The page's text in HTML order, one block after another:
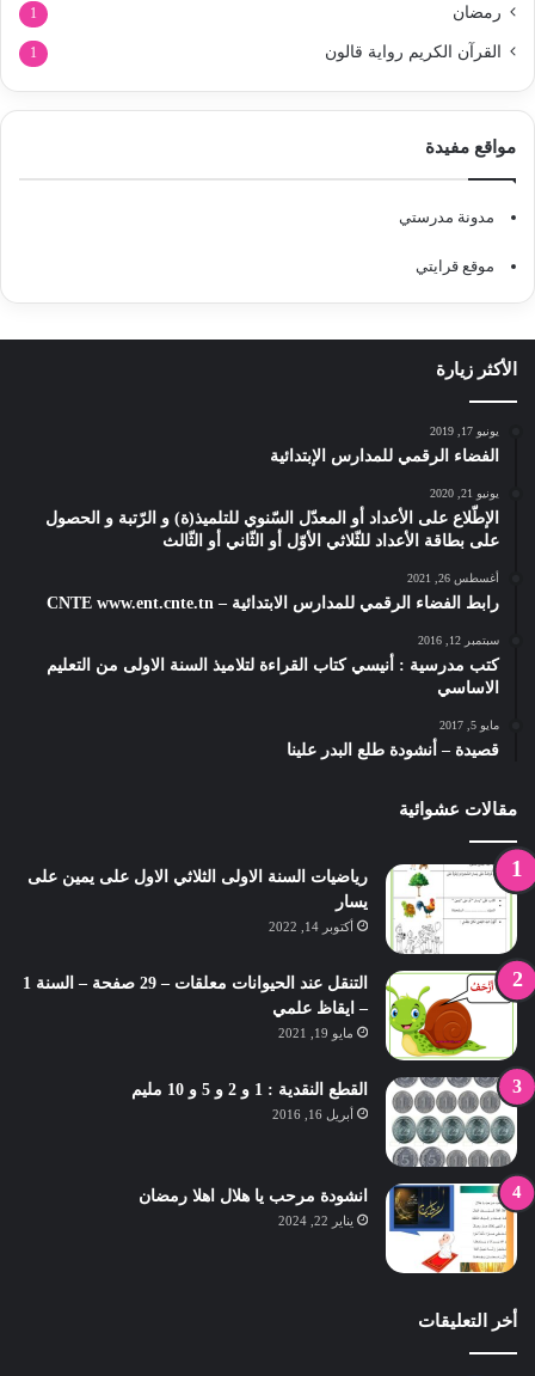
رمضان 1
القرآن الكريم رواية قالون 1
مواقع مفيدة
مدونة مدرستي
موقع قرايتي
الأكثر زيارة
يونيو 17, 2019
الفضاء الرقمي للمدارس الإبتدائية
يونيو 21, 2020
الإطّلاع على الأعداد أو المعدّل السّنوي للتلميذ(ة) و الرّتبة و الحصول
على بطاقة الأعداد للثّلاثي الأوّل أو الثّاني أو الثّالث
أغسطس 26, 2021
رابط الفضاء الرقمي للمدارس الابتدائية – CNTE www.ent.cnte.tn
سبتمبر 12, 2016
كتب مدرسية : أنيسي كتاب القراءة لتلاميذ السنة الاولى من التعليم
الاساسي
مايو 5, 2017
قصيدة – أنشودة طلع البدر علينا
مقالات عشوائية
رياضيات السنة الاولى الثلاثي الاول على يمين على
يسار
أكتوبر 14, 2022
التنقل عند الحيوانات معلقات – 29 صفحة – السنة 1
– ايقاظ علمي
مايو 19, 2021
القطع النقدية : 1 و 2 و 5 و 10 مليم
أبريل 16, 2016
انشودة مرحب يا هلال اهلا رمضان
يناير 22, 2024
أخر التعليقات